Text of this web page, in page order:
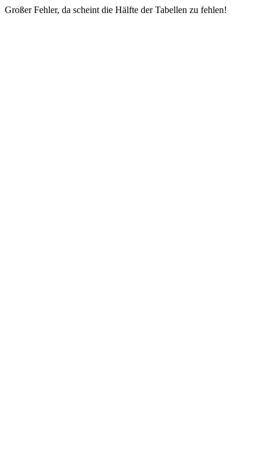
Großer Fehler, da scheint die Hälfte der Tabellen zu fehlen!